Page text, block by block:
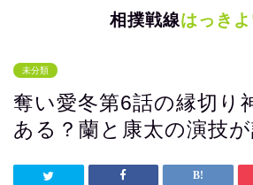
相撲戦線はっきよ
未分類
奪い愛冬第6話の縁切り
ある？蘭と康太の演技が